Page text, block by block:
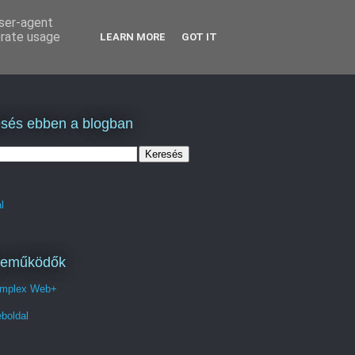
ebben a blogban
Web+
agent
usage
LEARN MORE GOT IT